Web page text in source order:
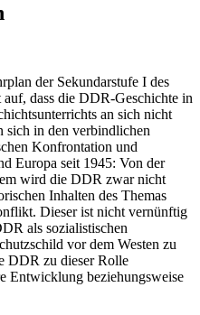
der Sekundarstufe I des
dass die DDR-Geschichte in
an sich nicht
in den verbindlichen
Konfrontation und
Europa seit 1945: Von der
wird die DDR zwar nicht
Inhalten des Themas
Dieser ist nicht vernünftig
als sozialistischen
vor dem Westen zu
DDR zu dieser Rolle
Entwicklung beziehungsweise